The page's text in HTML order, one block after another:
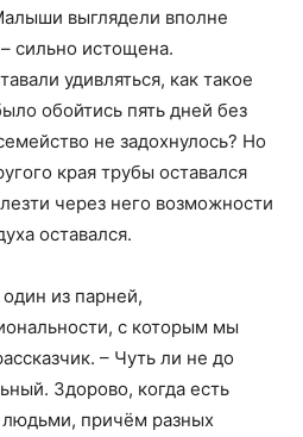
выглядели вполне
сильно истощена.
удивляться, как такое
обойтись пять дней без
не задохнулось? Но
края трубы оставался
через него возможности
оставался.
из парней,
с которым мы
– Чуть ли не до
Здорово, когда есть
причём разных